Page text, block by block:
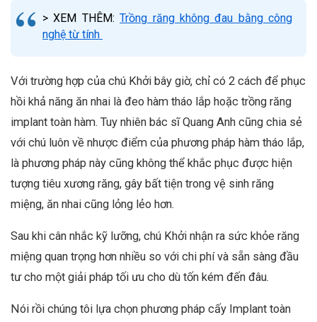
> XEM THÊM:Trồng răng không đau bằng công
nghệ từ tính
Với trường hợp của chú Khởi bây giờ, chỉ có 2 cách để phục
hồi khả năng ăn nhai là đeo hàm tháo lắp hoặc trồng răng
implant toàn hàm. Tuy nhiên bác sĩ Quang Anh cũng chia sẻ
với chú luôn về nhược điểm của phương pháp hàm tháo lắp,
là phương pháp này cũng không thể khắc phục được hiện
tượng tiêu xương răng, gây bất tiện trong vệ sinh răng
miệng, ăn nhai cũng lỏng lẻo hơn.
Sau khi cân nhắc kỹ lưỡng, chú Khởi nhận ra sức khỏe răng
miệng quan trọng hơn nhiều so với chi phí và sẵn sàng đầu
tư cho một giải pháp tối ưu cho dù tốn kém đến đâu.
Nói rồi chúng tôi lựa chọn phương pháp cấy Implant toàn